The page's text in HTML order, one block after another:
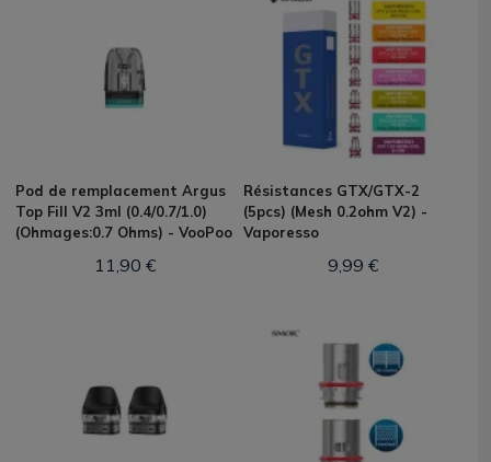
Pod de remplacement Argus
Top Fill V2 3ml (0.4/0.7/1.0)
(Ohmages:0.7 Ohms) - VooPoo
11,90 €
Résistances GTX/GTX-2
(5pcs) (Mesh 0.2ohm V2) -
Vaporesso
9,99 €